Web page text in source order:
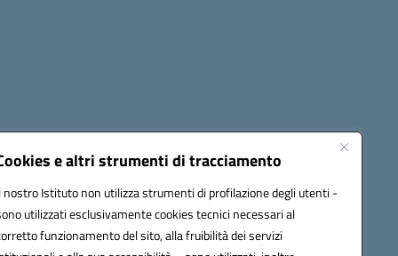
e altri strumenti di tracciamento
nostro Istituto non utilizza strumenti di profilazione degli utenti -
utilizzati esclusivamente cookies tecnici necessari al
funzionamento del sito, alla fruibilità dei servizi